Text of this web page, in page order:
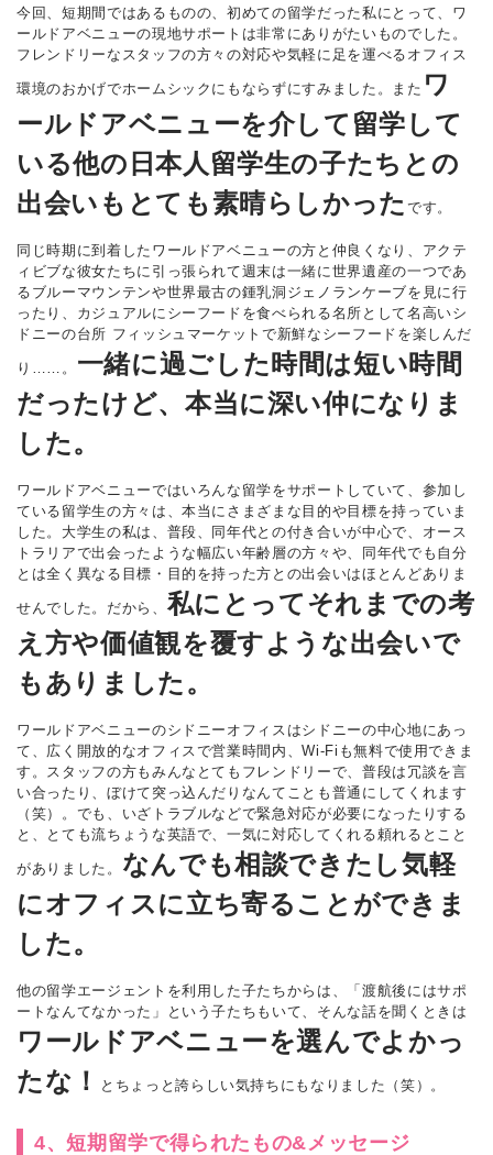
今回、短期間ではあるものの、初めての留学だった私にとって、ワ
ールドアベニューの現地サポートは非常にありがたいものでした。
フレンドリーなスタッフの方々の対応や気軽に足を運べるオフィス
環境のおかげでホームシックにもならずにすみました。また ワ
ールドアベニューを介して留学して
いる他の日本人留学生の子たちとの
出会いもとても素晴らしかったです。
同じ時期に到着したワールドアベニューの方と仲良くなり、アクテ
ィビブな彼女たちに引っ張られて週末は一緒に世界遺産の一つであ
るブルーマウンテンや世界最古の鍾乳洞ジェノランケーブを見に行
ったり、カジュアルにシーフードを食べられる名所として名高いシ
ドニーの台所 フィッシュマーケットで新鮮なシーフードを楽しんだ
り……。 一緒に過ごした時間は短い時間
だったけど、本当に深い仲になりま
した。
ワールドアベニューではいろんな留学をサポートしていて、参加し
ている留学生の方々は、本当にさまざまな目的や目標を持っていま
した。大学生の私は、普段、同年代との付き合いが中心で、オース
トラリアで出会ったような幅広い年齢層の方々や、同年代でも自分
とは全く異なる目標・目的を持った方との出会いはほとんどありま
せんでした。だから、 私にとってそれまでの考
え方や価値観を覆すような出会いで
もありました。
ワールドアベニューのシドニーオフィスはシドニーの中心地にあっ
て、広く開放的なオフィスで営業時間内、Wi-Fiも無料で使用できま
す。スタッフの方もみんなとてもフレンドリーで、普段は冗談を言
い合ったり、ぼけて突っ込んだりなんてことも普通にしてくれます
（笑）。でも、いざトラブルなどで緊急対応が必要になったりする
と、とても流ちょうな英語で、一気に対応してくれる頼れるとこと
がありました。 なんでも相談できたし気軽
にオフィスに立ち寄ることができま
した。
他の留学エージェントを利用した子たちからは、「渡航後にはサポ
ートなんてなかった」という子たちもいて、そんな話を聞くときは
ワールドアベニューを選んでよかっ
たな！
とちょっと誇らしい気持ちにもなりました（笑）。
4、短期留学で得られたもの&メッセージ